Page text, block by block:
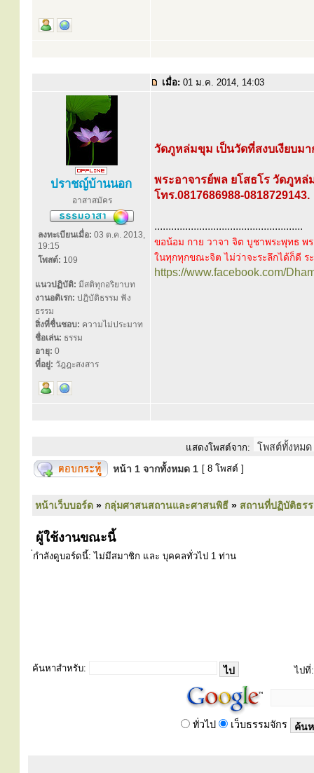
เมื่อ: 01 ม.ค. 2014, 14:03
ปราชญ์บ้านนอก
อาสาสมัคร
ลงทะเบียนเมื่อ: 03 ต.ค. 2013,
19:15
โพสต์: 109
แนวปฏิบัติ: มีสติทุกอริยาบท
งานอดิเรก: ปฎิบัติธรรม ฟัง
ธรรม
สิ่งที่ชื่นชอบ: ความไม่ประมาท
ชื่อเล่น: ธรรม
อายุ: 0
ที่อยู่: วัฎฎะสงสาร
วัดภูหล่มขุม เป็นวัดที่สงบเงียบมา
พระอาจารย์พล ยโสธโร วัดภูหล่
โทร.0817686988-0818729143.
.....................................................
ขอน้อม กาย วาจา จิต บูชาพระพุทธ พ
ในทุกทุกขณะจิต ไม่ว่าจะระลึกได้ก็ดี
https://www.facebook.com/
แสดงโพสต์จาก:
หน้า 1 จากทั้งหมด 1 [ 8 โพสต์ ]
หน้าเว็บบอร์ด » กลุ่มศาสนสถานและศาสนพิธี » สถานที่ปฏิบัติธร
ผู้ใช้งานขณะนี้
่กำลังดูบอร์ดนี้: ไม่มีสมาชิก และ บุคคลทั่วไป 1 ท่าน
ค้นหาสำหรับ: ไปที่:
ทั่วไป เว็บธรรมจักร